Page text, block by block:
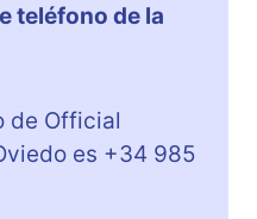
teléfono de la
de Official
es +34 985